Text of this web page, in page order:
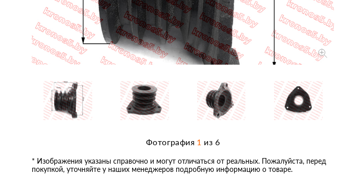
Фотография 1 из 6
* Изображения указаны справочно и могут отличаться от реальных. Пожалуйста, перед
покупкой, уточняйте у наших менеджеров подробную информацию о товаре.